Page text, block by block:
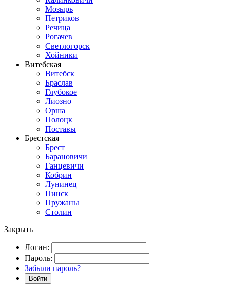
Мозырь
Петриков
Речица
Рогачев
Светлогорск
Хойники
Витебская
Витебск
Браслав
Глубокое
Лиозно
Орша
Полоцк
Поставы
Брестская
Брест
Барановичи
Ганцевичи
Кобрин
Лунинец
Пинск
Пружаны
Столин
Закрыть
Логин:
Пароль:
Забыли пароль?
Войти